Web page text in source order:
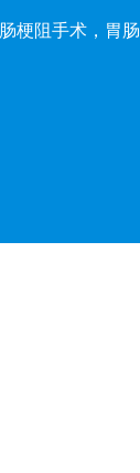
梗阻手术，胃肠